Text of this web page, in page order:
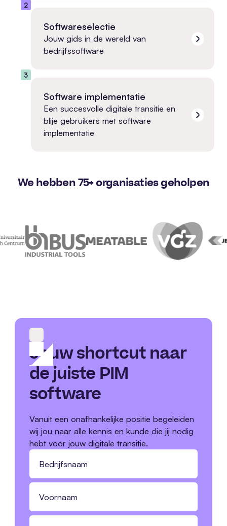
2
Softwareselectie
Jouw gids in de wereld van
bedrijfssoftware
3
Software implementatie
Een succesvolle digitale transitie en
blije gebruikers met software
implementatie
We hebben 75+ organisaties geholpen
Jouw shortcut naar
de juiste PIM
software
Vanuit een onafhankelijke positie begeleiden
wij jou naar alle kennis en kunde die jij nodig
hebt voor jouw digitale transitie.